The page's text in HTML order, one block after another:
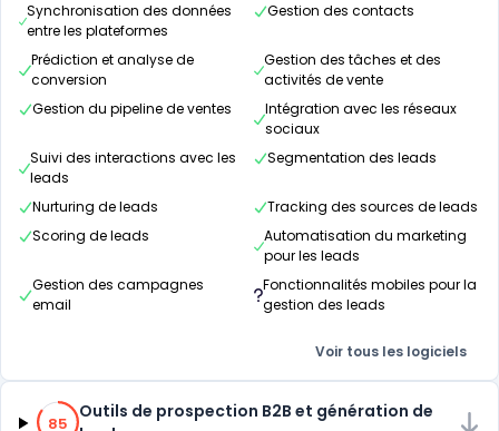
Synchronisation des données
entre les plateformes
Gestion des contacts
Prédiction et analyse de
conversion
Gestion des tâches et des
activités de vente
Gestion du pipeline de ventes
Intégration avec les réseaux
sociaux
Suivi des interactions avec les
leads
Segmentation des leads
Nurturing de leads
Tracking des sources de leads
Scoring de leads
Automatisation du marketing
pour les leads
Gestion des campagnes
email
Fonctionnalités mobiles pour la
gestion des leads
Voir tous les logiciels
85% de compatibilité
85
Outils de prospection B2B et génération de